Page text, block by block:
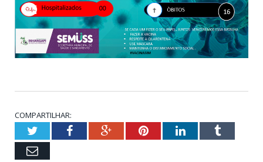
COMPARTILHAR:
TwitterFacebookGoogle+PinterestLinkedInTumblr
Email